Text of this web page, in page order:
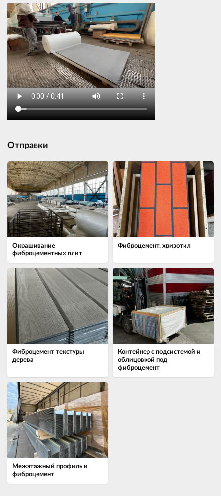
Отправки
Окрашивание
фиброцементных плит
Фиброцемент, хризотил
Фиброцемент текстуры
дерева
Контейнер с подсистемой и
облицовкой под
фиброцемент
Межэтажный профиль и
фиброцемент